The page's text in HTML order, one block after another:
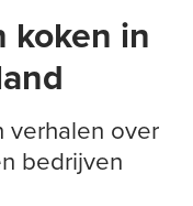
koken in
verhalen over
bedrijven